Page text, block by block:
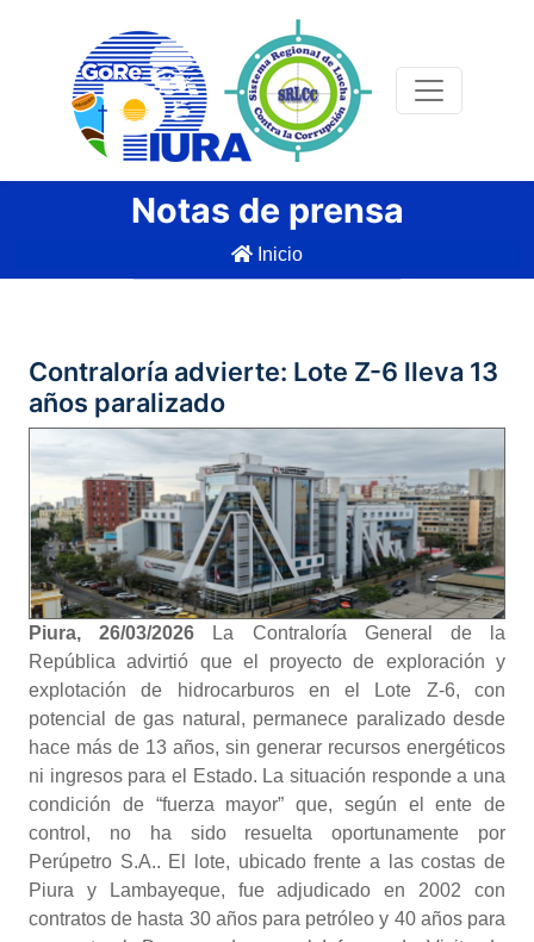
Notas de prensa
Inicio
Contraloría advierte: Lote Z-6 lleva 13
años paralizado
Piura, 26/03/2026
La Contraloría General de la
República advirtió que el proyecto de exploración y
explotación de hidrocarburos en el Lote Z-6, con
potencial de gas natural, permanece paralizado desde
hace más de 13 años, sin generar recursos energéticos
ni ingresos para el Estado. La situación responde a una
condición de “fuerza mayor” que, según el ente de
control, no ha sido resuelta oportunamente por
Perúpetro S.A.. El lote, ubicado frente a las costas de
Piura y Lambayeque, fue adjudicado en 2002 con
contratos de hasta 30 años para petróleo y 40 años para